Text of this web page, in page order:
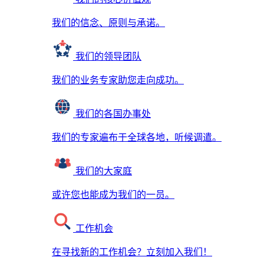
我们的信念、原则与承诺。
我们的领导团队
我们的业务专家助您走向成功。
我们的各国办事处
我们的专家遍布于全球各地，听候调遣。
我们的大家庭
或许您也能成为我们的一员。
工作机会
在寻找新的工作机会？立刻加入我们！